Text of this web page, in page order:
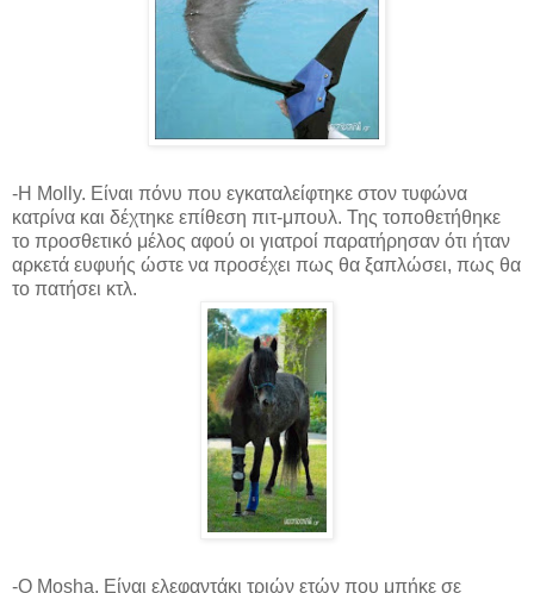
-Η Molly. Είναι πόνυ που εγκαταλείφτηκε στον τυφώνα
κατρίνα και δέχτηκε επίθεση πιτ-μπουλ. Της τοποθετήθηκε
το προσθετικό μέλος αφού οι γιατροί παρατήρησαν ότι ήταν
αρκετά ευφυής ώστε να προσέχει πως θα ξαπλώσει, πως θα
το πατήσει κτλ.
-Ο Mosha. Είναι ελεφαντάκι τριών ετών που μπήκε σε